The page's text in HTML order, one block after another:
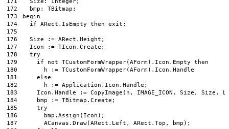
171
172
173
174
175
176
177
178
179
180
181
182
183
184
185
186
187
Size : Integer;
bmp : TBitmap ;
begin
if
ARect . IsEmpty then exit ;
Size : = ARect . Height ;
Icon
: = TIcon . Create ;
try
if
not TCustomFormWrapper( AForm) . Icon . Empty then
h
: = TCustomFormWrapper( AForm) . Icon . Handle
else
h
: = Application . Icon . Handle ;
Icon . Handle : = CopyImage ( h , IMAGE_ICON , Size , Size ,
bmp
: = TBitmap . Create ;
try
bmp . Assign ( Icon ) ;
ACanvas . Draw( ARect . Left , ARect . Top , bmp ) ;